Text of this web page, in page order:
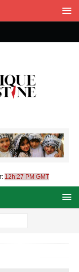
12h:27 PM GMT